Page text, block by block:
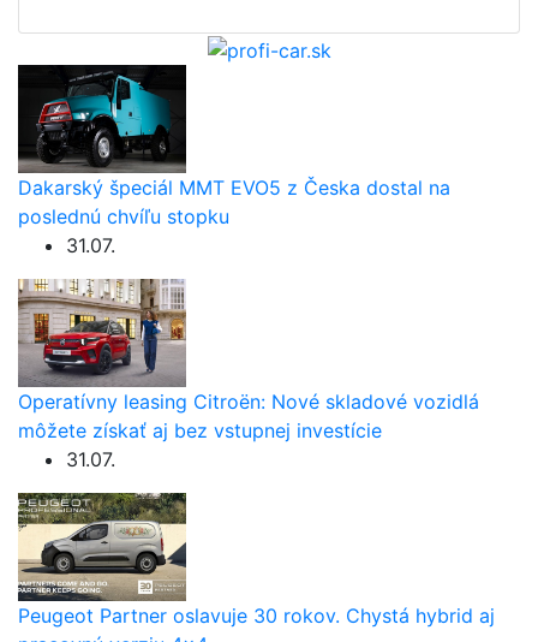
Dakarský špeciál MMT EVO5 z Česka dostal na
poslednú chvíľu stopku
31.07.
Operatívny leasing Citroën: Nové skladové vozidlá
môžete získať aj bez vstupnej investície
31.07.
Peugeot Partner oslavuje 30 rokov. Chystá hybrid aj